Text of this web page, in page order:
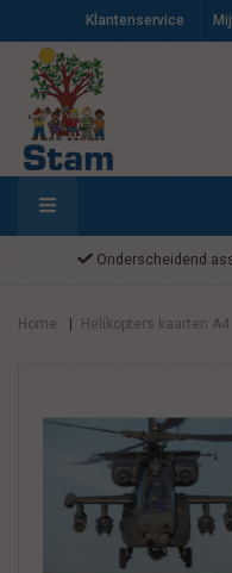
Klantenservice
Onderscheidend
Home Helikopters kaarten A4